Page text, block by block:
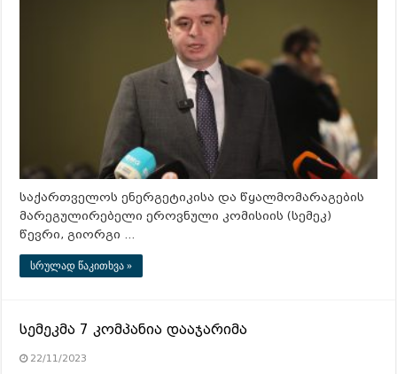
საქართველოს ენერგეტიკისა და წყალმომარაგების
მარეგულირებელი ეროვნული კომისიის (სემეკ)
წევრი, გიორგი …
სრულად წაკითხვა »
სემეკმა 7 კომპანია დააჯარიმა
22/11/2023